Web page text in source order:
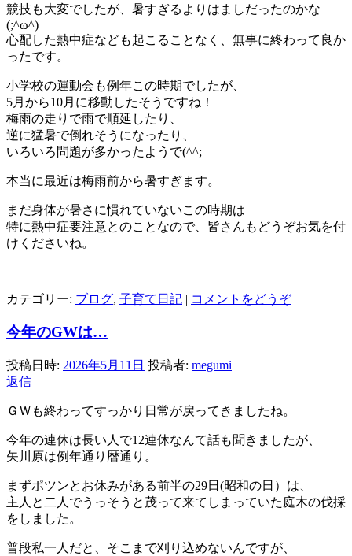
競技も大変でしたが、暑すぎるよりはましだったのかな
(;^ω^)
心配した熱中症なども起こることなく、無事に終わって良か
ったです。
小学校の運動会も例年この時期でしたが、
5月から10月に移動したそうですね！
梅雨の走りで雨で順延したり、
逆に猛暑で倒れそうになったり、
いろいろ問題が多かったようで(^^;
本当に最近は梅雨前から暑すぎます。
まだ身体が暑さに慣れていないこの時期は
特に熱中症要注意とのことなので、皆さんもどうぞお気を付
けくださいね。
カテゴリー: ブログ, 子育て日記 | コメントをどうぞ
今年のGWは…
投稿日時: 2026年5月11日 投稿者: megumi
返信
ＧＷも終わってすっかり日常が戻ってきましたね。
今年の連休は長い人で12連休なんて話も聞きましたが、
矢川原は例年通り暦通り。
まずポツンとお休みがある前半の29日(昭和の日）は、
主人と二人でうっそうと茂って来てしまっていた庭木の伐採
をしました。
普段私一人だと、そこまで刈り込めないんですが、